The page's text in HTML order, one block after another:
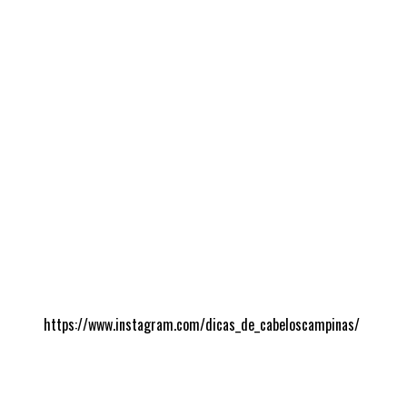
https://www.instagram.com/dicas_de_cabeloscampinas/